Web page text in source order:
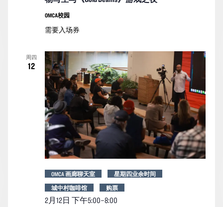
OMCA校园
需要入场券
周四
12
2月12日 下午5:00–8:00
OMCA 画廊聊天室
星期四业余时间
城中村咖啡馆
购票